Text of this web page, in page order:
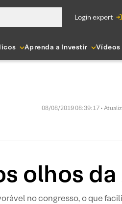
login expert
Aprenda a Investir Vídeos
08/08/2019 08:39:17 •
olhos da
no congresso, o que